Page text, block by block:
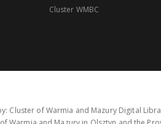
Cluster WMBC
Cluster of Warmia and Mazury Digital